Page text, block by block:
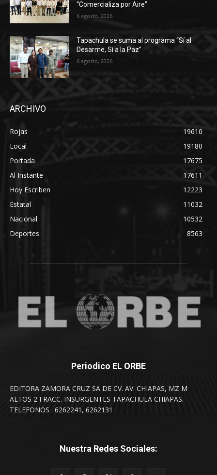
“Comercializa por Aire”
6 agosto, 2026
Tapachula se suma al programa “Sí al
Desarme, Sí a la Paz”
6 agosto, 2026
ARCHIVO
Rojas
19610
Local
19180
Portada
17675
Al Instante
17611
Hoy Escriben
12223
Estatal
11032
Nacional
10532
Deportes
8563
Periodico EL ORBE
EDITORA ZAMORA CRUZ SA DE CV. AV. CHIAPAS, MZ M
ALTOS 2 FRACC. INSURGENTES TAPACHULA CHIAPAS.
TELEFONOS . 6262241, 6262131
Nuestra Redes Sociales: